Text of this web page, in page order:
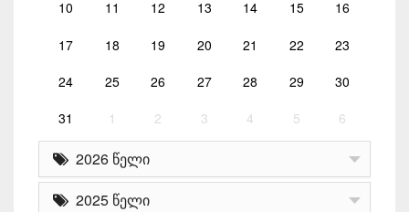
10 11 12 13 14 15 16
17 18 19 20 21 22 23
24 25 26 27 28 29 30
31 1 2 3 4 5 6
2026 წელი
2025 წელი